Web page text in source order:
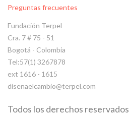
Preguntas frecuentes
Fundación Terpel
Cra. 7 # 75 - 51
Bogotá - Colombia
Tel:57(1) 3267878
ext 1616 - 1615
disenaelcambio@terpel.com
Todos los derechos reservados